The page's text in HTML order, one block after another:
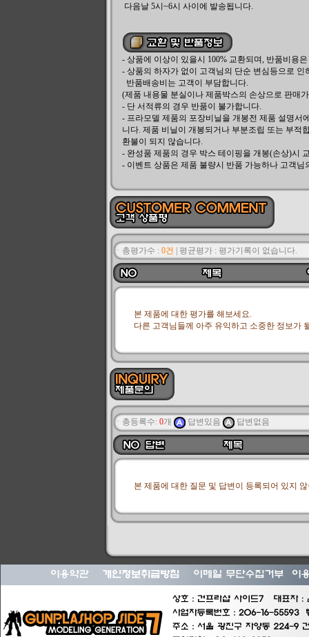
다음날 5시~6시 사이에 발송됩니다.
- 상품에 이상이 있을시 100% 교환되며, 반품비용
- 상품의 하자가 없이 고객님의 단순 변심등으로
반품배송비는 고객이 부담합니다.
(제품 내용물 분실이나 제품박스의 손상으로 판매
- 단 서적류의 경우 반품이 불가합니다.
- 프라모델 제품의 포장비닐을 개봉전 제품 설명서
니다. 제품 비닐이 개봉되거나 부분조립 또는 부적
환불이 되지 않습니다.
- 완성품 제품의 경우 박스 테이핑을 개봉(손상)시
- 이벤트 상품은 제품 불량시 반품 가능하나 고객
ㆍ총평가수 : 0건 평균평가 : 평가기록이 없습니다.
본 제품에 대한 평가를 해보세요.
다른 고객님들께 아주 유익하고 소중한 정보가
ㆍ총등록수: 0개 답변있음 답변없음
본 제품에 대한 질문 및 답변이 등록되어 있지